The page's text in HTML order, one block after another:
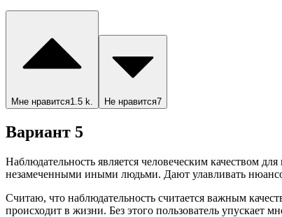
Мне нравится1.5 k. Не нравится7
Вариант 5
Наблюдательность является человеческим качеством
незамеченными иными людьми. Дают улавливать
Считаю, что наблюдательность считается важным
происходит в жизни. Без этого пользователь упускает